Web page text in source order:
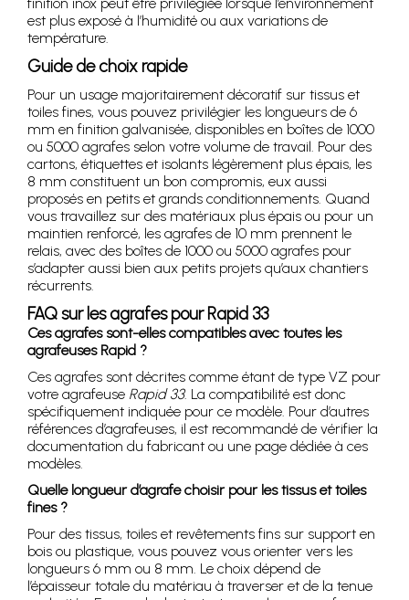
est plus exposé à l’humidité ou aux variations de
température.
Guide de choix rapide
Pour un usage majoritairement décoratif sur tissus et
toiles fines, vous pouvez privilégier les longueurs de 6
mm en finition galvanisée, disponibles en boîtes de 1000
ou 5000 agrafes selon votre volume de travail. Pour des
cartons, étiquettes et isolants légèrement plus épais, les
8 mm constituent un bon compromis, eux aussi
proposés en petits et grands conditionnements. Quand
vous travaillez sur des matériaux plus épais ou pour un
maintien renforcé, les agrafes de 10 mm prennent le
relais, avec des boîtes de 1000 ou 5000 agrafes pour
s’adapter aussi bien aux petits projets qu’aux chantiers
récurrents.
FAQ sur les agrafes pour Rapid 33
Ces agrafes sont-elles compatibles avec toutes les
agrafeuses Rapid ?
Ces agrafes sont décrites comme étant de type VZ pour
votre agrafeuse Rapid 33. La compatibilité est donc
spécifiquement indiquée pour ce modèle. Pour d’autres
références d’agrafeuses, il est recommandé de vérifier la
documentation du fabricant ou une page dédiée à ces
modèles.
Quelle longueur d’agrafe choisir pour les tissus et toiles
fines ?
Pour des tissus, toiles et revêtements fins sur support en
bois ou plastique, vous pouvez vous orienter vers les
longueurs 6 mm ou 8 mm. Le choix dépend de
l’épaisseur totale du matériau à traverser et de la tenue